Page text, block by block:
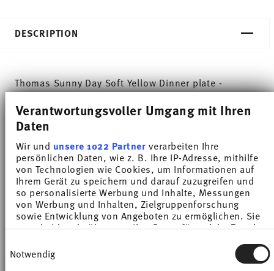
Verantwortungsvoller Umgang mit Ihren
Daten
Wir und unsere 1022 Partnerverarbeiten Ihre
persönlichen Daten, wie z. B. Ihre IP-Adresse, mithilfe
von Technologien wie Cookies, um Informationen auf
Ihrem Gerät zu speichern und darauf zuzugreifen und
so personalisierte Werbung und Inhalte, Messungen
von Werbung und Inhalten, Zielgruppenforschung
sowie Entwicklung von Angeboten zu ermöglichen. Sie
entscheiden darüber, wer Ihre Daten für welche Zwecke
Cookie-Erklärung oder durch Klicken auf das Privacy
Trigger Symbol ändern oder widerrufen
Notwendig
DESCRIPTION
Thomas Sunny Day Soft Yellow Dinner plate -
The extensive colour palette with the great variety
of combinations make Sunny Day so special,
allowing it to be used in cooking and kitchen
worlds of every kind. Sunny Day’s pleasing and
cheerful style ensures that every day is simply
unique.HAVE A SUNNY DAY!